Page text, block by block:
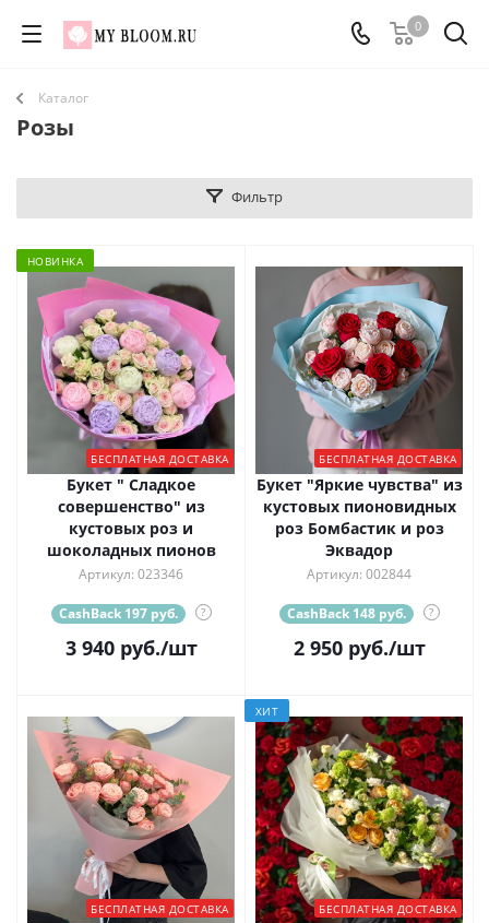
0
Каталог
Розы
Фильтр
НОВИНКА
БЕСПЛАТНАЯ ДОСТАВКА
Букет " Сладкое
совершенство" из
кустовых роз и
шоколадных пионов
Артикул: 023346
CashBack 197 руб. ?
3 940руб./шт
БЕСПЛАТНАЯ ДОСТАВКА
Букет "Яркие чувства" из
кустовых пионовидных
роз Бомбастик и роз
Эквадор
Артикул: 002844
CashBack 148 руб. ?
2 950руб./шт
БЕСПЛАТНАЯ ДОСТАВКА
ХИТ
БЕСПЛАТНАЯ ДОСТАВКА